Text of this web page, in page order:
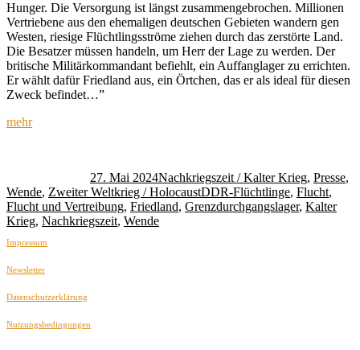
Hunger. Die Versorgung ist längst zusammengebrochen. Millionen
Vertriebene aus den ehemaligen deutschen Gebieten wandern gen
Westen, riesige Flüchtlingsströme ziehen durch das zerstörte Land.
Die Besatzer müssen handeln, um Herr der Lage zu werden. Der
britische Militärkommandant befiehlt, ein Auffanglager zu errichten.
Er wählt dafür Friedland aus, ein Örtchen, das er als ideal für diesen
Zweck befindet…”
mehr
27. Mai 2024Nachkriegszeit / Kalter Krieg, Presse,
Wende, Zweiter Weltkrieg / HolocaustSchlagwörter
DDR-Flüchtlinge, Flucht,
Flucht und Vertreibung, Friedland, Grenzdurchgangslager, Kalter
Krieg, Nachkriegszeit, Wende
Impressum
Newsletter
Datenschutzerklärung
Nutzungsbedingungen